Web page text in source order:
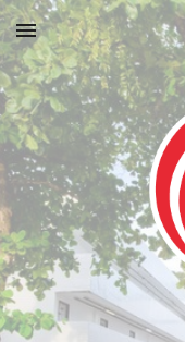
Skip to main content